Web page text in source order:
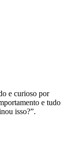
e curioso por
e tudo
isso?”.